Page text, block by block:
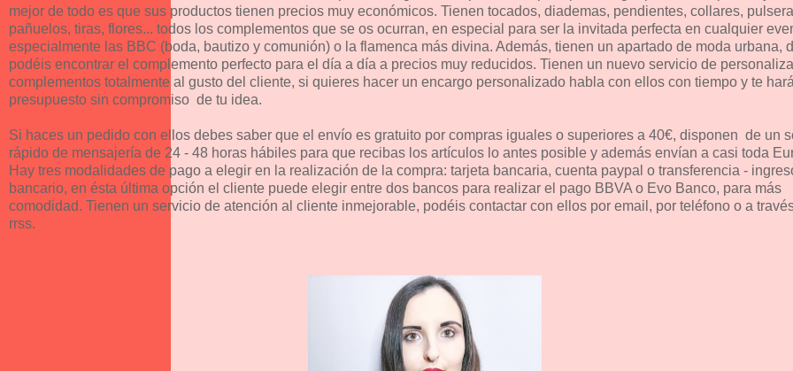
mejor de todo es que sus productos tienen precios muy económicos. Tienen tocados, diademas, pendientes, collares,
pañuelos, tiras, flores... todos los complementos que se os ocurran, en especial para ser la invitada perfecta en cualquier
especialmente las BBC (boda, bautizo y comunión) o la flamenca más divina. Además, tienen un apartado de moda urbana,
podéis encontrar el complemento perfecto para el día a día a precios muy reducidos. Tienen un nuevo servicio de
complementos totalmente al gusto del cliente, si quieres hacer un encargo personalizado habla con ellos con tiempo y te
presupuesto sin compromiso de tu idea.
Si haces un pedido con ellos debes saber que el envío es gratuito por compras iguales o superiores a 40€, disponen de un
rápido de mensajería de 24 - 48 horas hábiles para que recibas los artículos lo antes posible y además envían a casi toda
Hay tres modalidades de pago a elegir en la realización de la compra: tarjeta bancaria, cuenta paypal o transferencia -
bancario, en ésta última opción el cliente puede elegir entre dos bancos para realizar el pago BBVA o Evo Banco, para más
comodidad. Tienen un servicio de atención al cliente inmejorable, podéis contactar con ellos por email, por teléfono o a
rrss.